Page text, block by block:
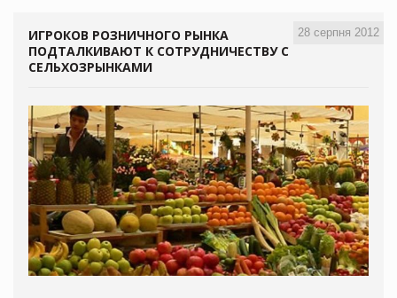
28 серпня 2012
ИГРОКОВ РОЗНИЧНОГО РЫНКА
ПОДТАЛКИВАЮТ К СОТРУДНИЧЕСТВУ С
СЕЛЬХОЗРЫНКАМИ